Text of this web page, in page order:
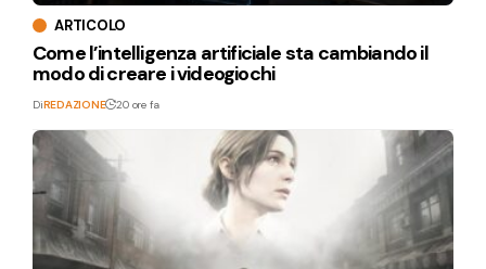
ARTICOLO
Come l’intelligenza artificiale sta cambiando il
modo di creare i videogiochi
DiREDAZIONE 20 ore fa